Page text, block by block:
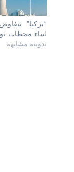
“تركيا”
لبناء محطات
تدوينة مشابهة